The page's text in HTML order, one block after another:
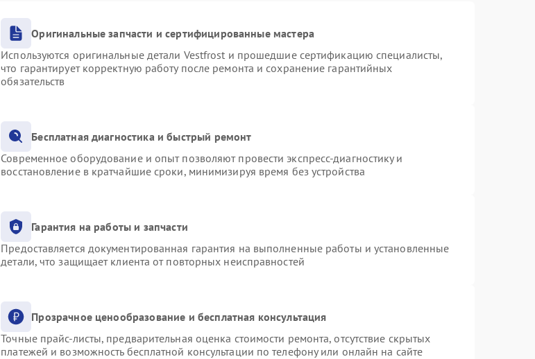
Оригинальные запчасти и сертифицированные мастера
Используются оригинальные детали Vestfrost и прошедшие сертификацию специалисты,
что гарантирует корректную работу после ремонта и сохранение гарантийных
обязательств
Бесплатная диагностика и быстрый ремонт
Современное оборудование и опыт позволяют провести экспресс-диагностику и
восстановление в кратчайшие сроки, минимизируя время без устройства
Гарантия на работы и запчасти
Предоставляется документированная гарантия на выполненные работы и установленные
детали, что защищает клиента от повторных неисправностей
Прозрачное ценообразование и бесплатная консультация
Точные прайс-листы, предварительная оценка стоимости ремонта, отсутствие скрытых
платежей и возможность бесплатной консультации по телефону или онлайн на сайте